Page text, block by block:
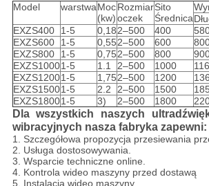
Model warstwaMoc
(kw)
Rozmiar
oczek
Sito
Średnica
EXZS400
1-5 0,182–500 400
EXZS600 1-5 0,552–500 600
EXZS800
1-5 0,752–500 800
EXZS10001-5 1.1 2–500 1000
EXZS12001-5 1,752–500 1200
EXZS15001-5 2.2 2–500 1500
EXZS18001-5 3) 2–500 1800
Dla wszystkich naszych
wibracyjnych nasza fabryka zapewni:
1. Szczegółowa propozycja przesiewania
2. Usługa dostosowywania.
3. Wsparcie techniczne online.
4. Kontrola wideo maszyny przed dostawą
5. Instalacja wideo maszyny